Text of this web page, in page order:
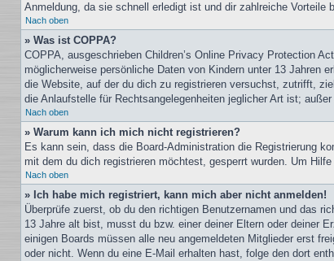
Anmeldung, da sie schnell erledigt ist und dir zahlreiche Vorteile
Nach oben
» Was ist COPPA?
COPPA, ausgeschrieben Children’s Online Privacy Protection
möglicherweise persönliche Daten von Kindern unter 13 Jahren
die Website, auf der du dich zu registrieren versuchst, zutrifft,
die Anlaufstelle für Rechtsangelegenheiten jeglicher Art ist;
Nach oben
» Warum kann ich mich nicht registrieren?
Es kann sein, dass die Board-Administration die Registrierung
mit dem du dich registrieren möchtest, gesperrt wurden. Um
Nach oben
» Ich habe mich registriert, kann mich aber nicht anmelden!
Überprüfe zuerst, ob du den richtigen Benutzernamen und das
13 Jahre alt bist, musst du bzw. einer deiner Eltern oder deiner
einigen Boards müssen alle neu angemeldeten Mitglieder erst
oder nicht. Wenn du eine E-Mail erhalten hast, folge den dort